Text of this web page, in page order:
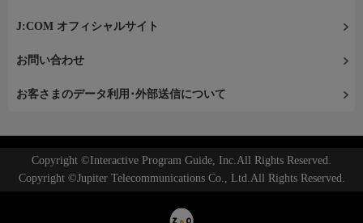
J:COM オフィシャルサイト
お問い合わせ
お客さまのデータ利用･外部送信について
Copyright ©Interactive Program Guide, Inc.All Rights Reserved.
Copyright ©Jupiter Telecommunications Co., Ltd.All Rights Reserved.